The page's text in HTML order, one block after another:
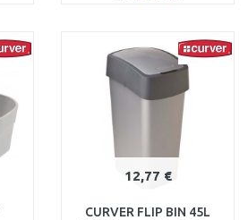
Vergleichen
12,77 €
CURVER FLIP BIN 45L